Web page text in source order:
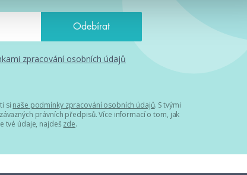
zpracování osobních údajů
si naše podmínky zpracování osobních údajů. S tvými
právních předpisů. Více informací o tom, jak
tvé údaje, najdeš zde.